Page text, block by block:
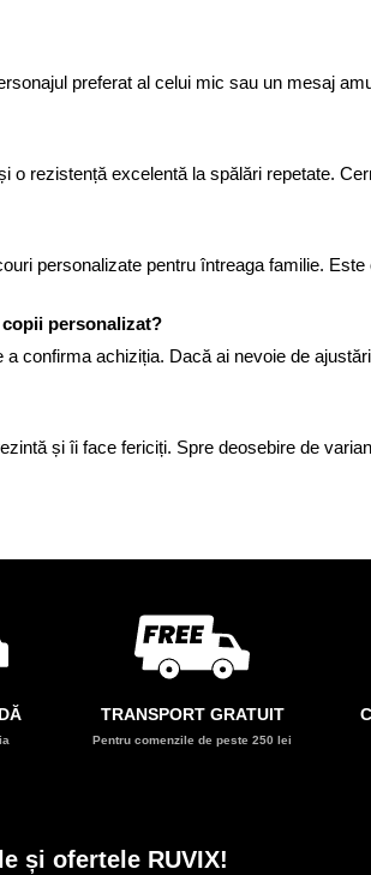
preferat al celui mic sau un mesaj
rezistență excelentă la spălări repetate.
personalizate pentru întreaga familie.
personalizat?
confirma achiziția. Dacă ai nevoie de
și îi face fericiți. Spre deosebire de
TRANSPORT GRATUIT
Pentru comenzile de peste 250 lei
și ofertele RUVIX!